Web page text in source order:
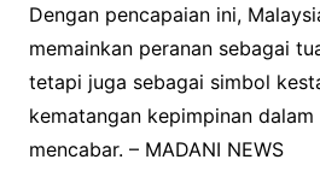
Dengan pencapaian ini,
memainkan peranan sebagai
tetapi juga sebagai simbol
kematangan kepimpinan
mencabar. – MADANI NEWS